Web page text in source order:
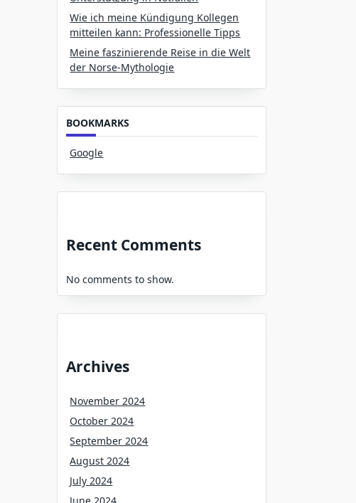
Wie ich meine Kündigung Kollegen
mitteilen kann: Professionelle Tipps
Meine faszinierende Reise in die Welt
der Norse-Mythologie
BOOKMARKS
Google
Recent Comments
No comments to show.
Archives
November 2024
October 2024
September 2024
August 2024
July 2024